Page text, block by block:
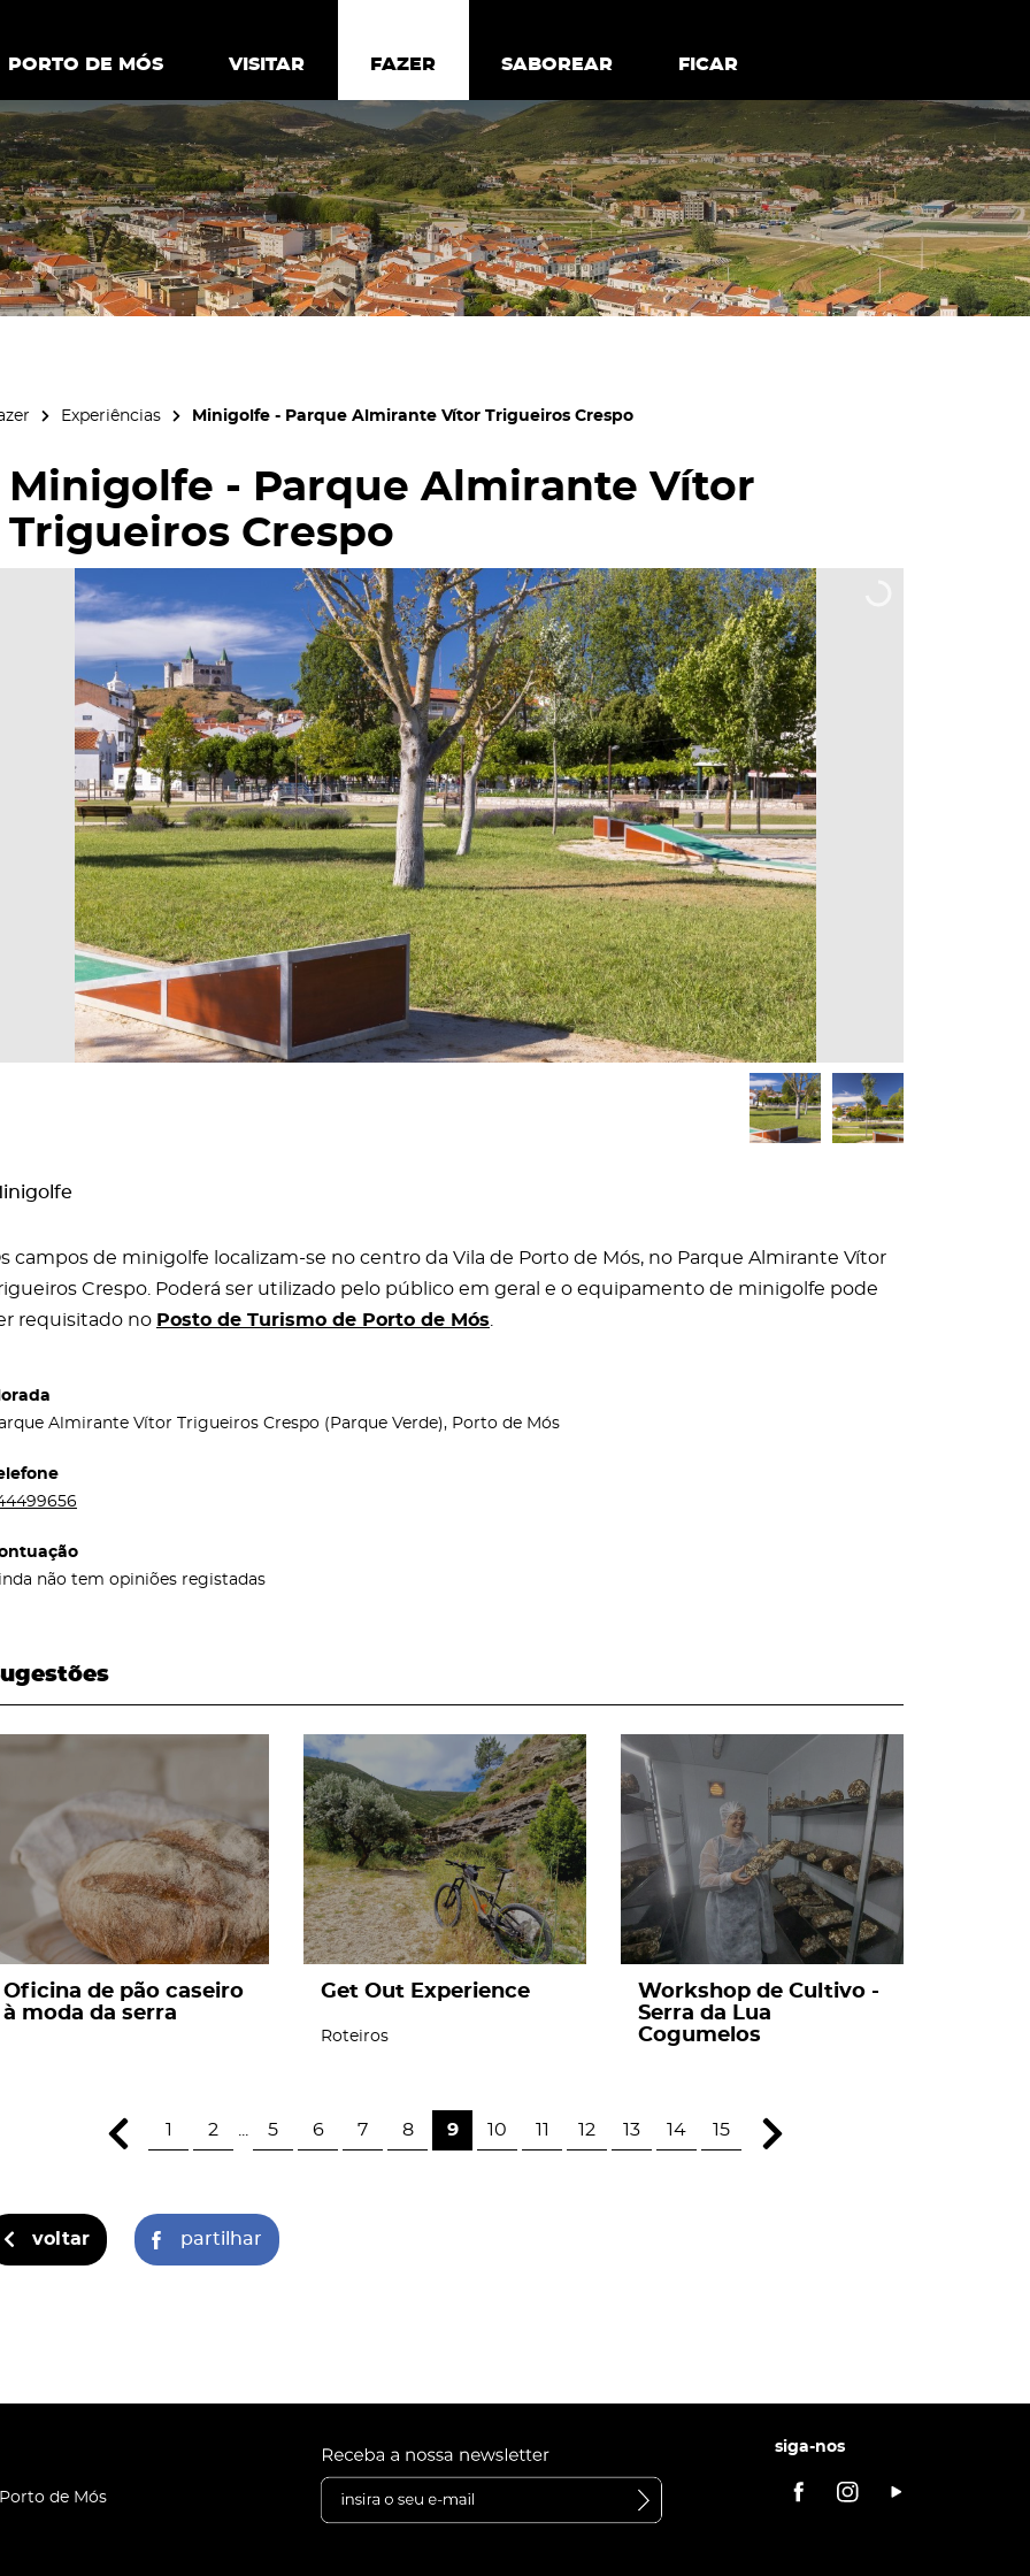
PORTO DE MÓS
VISITAR FAZER SABOREAR FICAR
PORTO DE MÓS VISITAR FAZER SABOREAR FICAR
Experiências Minigolfe - Parque Almirante Vítor Trigueiros Crespo
Minigolfe - Parque Almirante Vítor
Trigueiros Crespo
campos de minigolfe localizam-se no centro da Vila de Porto de Mós, no Parque Almirante Vítor
Crespo. Poderá ser utilizado pelo público em geral e o equipamento de minigolfe pode
requisitado no Posto de Turismo de Porto de Mós
Almirante Vítor Trigueiros Crespo (Parque Verde), Porto de Mós
não tem opiniões registadas
page
Oficina de pão caseiro
à moda da serra
page
Get Out Experience
Roteiros
page
Workshop de Cultivo -
Serra da Lua
Cogumelos
1 2 5 6 7 8 9 10 11 12 13 14 15
voltar partilhar
de Mós
siga-nos